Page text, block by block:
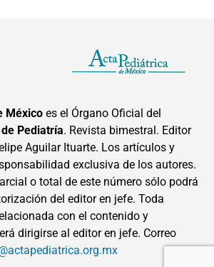
México es el Órgano Oficial del
Pediatría. Revista bimestral. Editor
Aguilar Ituarte. Los artículos y
exclusiva de los autores.
o total de este número sólo podrá
del editor en jefe. Toda
con el contenido y
dirigirse al editor en jefe. Correo